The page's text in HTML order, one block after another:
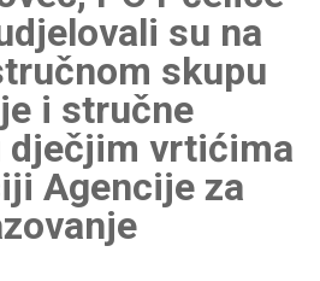
su na
skupu
i stručne
dječjim vrtićima
Agencije za